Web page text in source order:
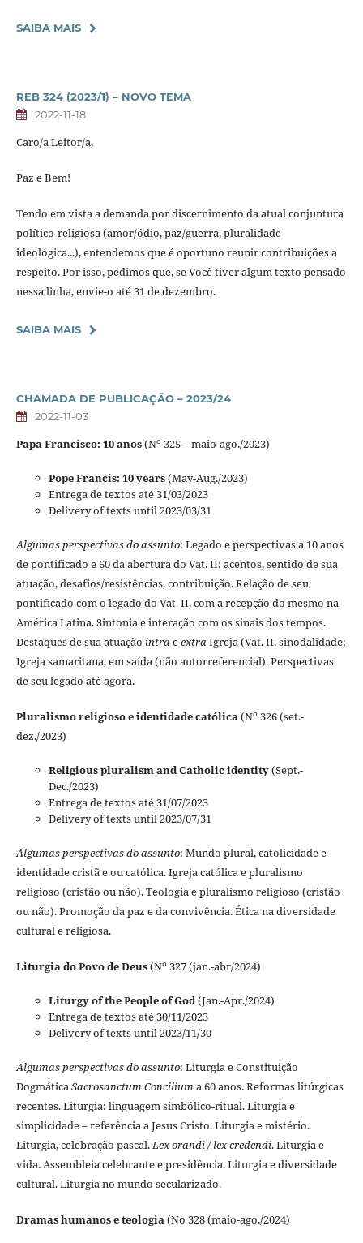
SAIBA MAIS
REB 324 (2023/1) – NOVO TEMA
2022-11-18
Caro/a Leitor/a,
Paz e Bem!
Tendo em vista a demanda por discernimento da atual conjuntura
político-religiosa (amor/ódio, paz/guerra, pluralidade
ideológica...), entendemos que é oportuno reunir contribuições a
respeito. Por isso, pedimos que, se Você tiver algum texto pensado
nessa linha, envie-o até 31 de dezembro.
SAIBA MAIS
CHAMADA DE PUBLICAÇÃO – 2023/24
2022-11-03
Papa Francisco: 10 anos(No325 – maio-ago./2023)
Pope Francis: 10 years(May-Aug./2023)
Entrega de textos até 31/03/2023
Delivery of texts until 2023/03/31
Algumas perspectivas do assunto: Legado e perspectivas a 10 anos
de pontificado e 60 da abertura do Vat. II: acentos, sentido de sua
atuação, desafios/resistências, contribuição. Relação de seu
pontificado com o legado do Vat. II, com a recepção do mesmo na
América Latina. Sintonia e interação com os sinais dos tempos.
Destaques de sua atuação intraeextraIgreja (Vat. II, sinodalidade;
Igreja samaritana, em saída (não autorreferencial). Perspectivas
de seu legado até agora.
Pluralismo religioso e identidade católica(No326 (set.-
dez./2023)
Religious pluralism and Catholic identity(Sept.-
Dec./2023)
Entrega de textos até 31/07/2023
Delivery of texts until 2023/07/31
Algumas perspectivas do assunto: Mundo plural, catolicidade e
identidade cristã e ou católica. Igreja católica e pluralismo
religioso (cristão ou não). Teologia e pluralismo religioso (cristão
ou não). Promoção da paz e da convivência. Ética na diversidade
cultural e religiosa.
Liturgia do Povo de Deus(No327 (jan.-abr/2024)
Liturgy of the People of God(Jan.-Apr./2024)
Entrega de textos até 30/11/2023
Delivery of texts until 2023/11/30
Algumas perspectivas do assunto: Liturgia e Constituição
DogmáticaSacrosanctum Conciliuma 60 anos. Reformas litúrgicas
recentes. Liturgia: linguagem simbólico-ritual. Liturgia e
simplicidade – referência a Jesus Cristo. Liturgia e mistério.
Liturgia, celebração pascal.Lex orandi / lex credendi. Liturgia e
vida. Assembleia celebrante e presidência. Liturgia e diversidade
cultural. Liturgia no mundo secularizado.
Dramas humanos e teologia(No 328 (maio-ago./2024)